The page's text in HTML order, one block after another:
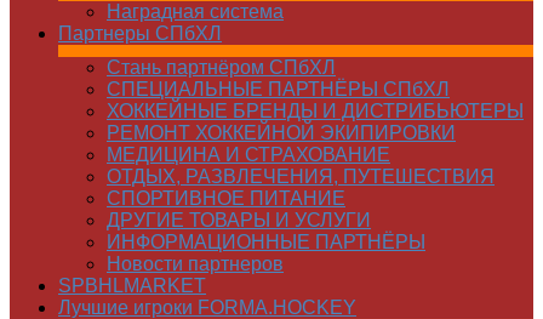
Наградная система
Партнеры СПбХЛ
Стань партнёром СПбХЛ
СПЕЦИАЛЬНЫЕ ПАРТНЁРЫ СПбХЛ
ХОККЕЙНЫЕ БРЕНДЫ И ДИСТРИБЬЮТЕРЫ
РЕМОНТ ХОККЕЙНОЙ ЭКИПИРОВКИ
МЕДИЦИНА И СТРАХОВАНИЕ
ОТДЫХ, РАЗВЛЕЧЕНИЯ, ПУТЕШЕСТВИЯ
СПОРТИВНОЕ ПИТАНИЕ
ДРУГИЕ ТОВАРЫ И УСЛУГИ
ИНФОРМАЦИОННЫЕ ПАРТНЁРЫ
Новости партнеров
SPBHLMARKET
Лучшие игроки FORMA.HOCKEY